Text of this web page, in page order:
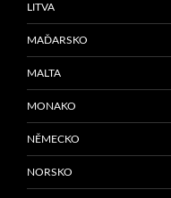
LITVA
MAĎARSKO
MALTA
MONAKO
NĚMECKO
NORSKO